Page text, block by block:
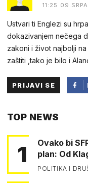
11:25
Ustvari ti Englezi su
dokazivanjem nečega
zakoni i život najbolji
zaštiti ,tako je bilo i
PRIJAVI SE
TOP NEWS
1
Ovako bi
plan: Od
POLITIKA I